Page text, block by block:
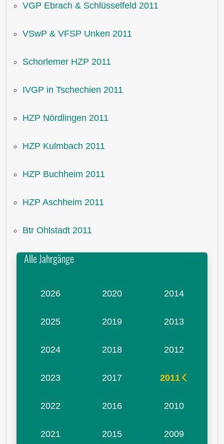
VGP Ebrach & Schlüsselfeld 2011
VSwP & VFSP Unken 2011
Schorlemer HZP 2011
IVGP in Tschechien 2011
HZP Nördlingen 2011
HZP Kulmbach 2011
HZP Buchheim 2011
HZP Aschheim 2011
Btr Ohlstadt 2011
Alle Jahrgänge
2026
2025
2024
2023
2022
2021
2020
2019
2018
2017
2016
2015
2014
2013
2012
2011
2010
2009